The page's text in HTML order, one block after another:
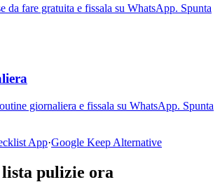
da fare gratuita e fissala su WhatsApp. Spunta
giornaliera e fissala su WhatsApp. Spunta
App·Google Keep Alternative
pulizie ora